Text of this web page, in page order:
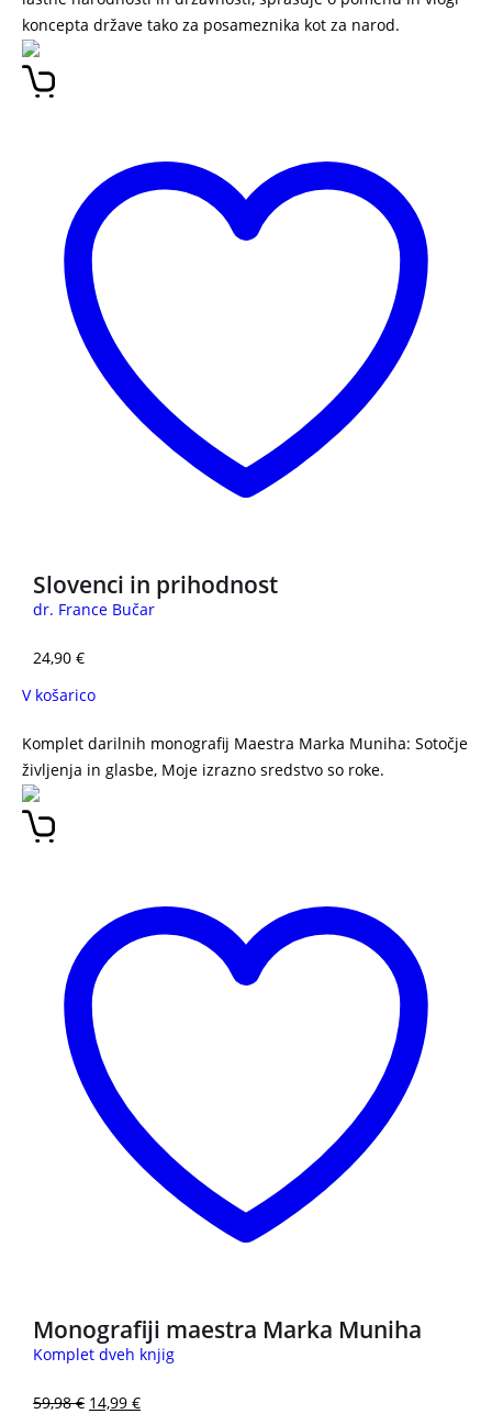
koncepta države tako za posameznika kot za narod.
Slovenci in prihodnost
dr. France Bučar
24,90 €
V košarico
Komplet darilnih monografij Maestra Marka Muniha: Sotočje
življenja in glasbe, Moje izrazno sredstvo so roke.
Monografiji maestra Marka Muniha
Komplet dveh knjig
59,98€ 14,99 €